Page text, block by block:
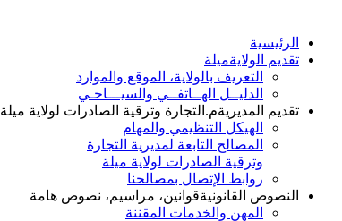
الرئيسية
تقديم الولايةميلة
التعريف بالولاية، الموقع والموارد
الدليــل الهــاتفــي والسيـــاحـي
تقديم المديريةم.التجارة وترقية الصادرات لولاية ميلة
الهيكل التنظيمي والمهام
المصالح التابعة لمديرية التجارة
وترقية الصادرات لولاية ميلة
روابط الإتصال بمصالحنا
النصوص القانونيةقوانين، مراسيم، نصوص هامة
المهن والخدمات المقننة